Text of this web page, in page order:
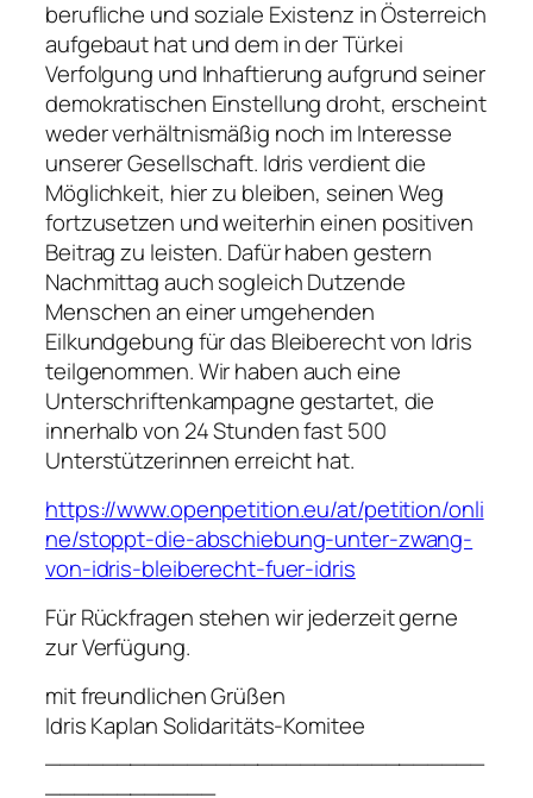
berufliche und soziale Existenz in Österreich
aufgebaut hat und dem in der Türkei
Verfolgung und Inhaftierung aufgrund seiner
demokratischen Einstellung droht, erscheint
weder verhältnismäßig noch im Interesse
unserer Gesellschaft. Idris verdient die
Möglichkeit, hier zu bleiben, seinen Weg
fortzusetzen und weiterhin einen positiven
Beitrag zu leisten. Dafür haben gestern
Nachmittag auch sogleich Dutzende
Menschen an einer umgehenden
Eilkundgebung für das Bleiberecht von Idris
teilgenommen. Wir haben auch eine
Unterschriftenkampagne gestartet, die
innerhalb von 24 Stunden fast 500
Unterstützerinnen erreicht hat.
https://www.openpetition.eu/at/petition/onli
ne/stoppt-die-abschiebung-unter-zwang-
von-idris-bleiberecht-fuer-idris
Für Rückfragen stehen wir jederzeit gerne
zur Verfügung.
mit freundlichen Grüßen
Idris Kaplan Solidaritäts-Komitee